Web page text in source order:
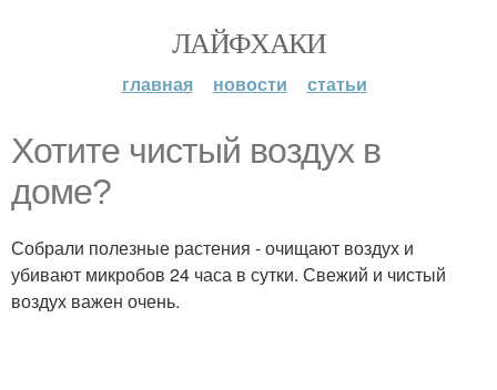
ЛАЙФХАКИ
главная новости статьи
Хотите чистый воздух в
доме?
Собрали полезные растения - очищают воздух и
убивают микробов 24 часа в сутки. Свежий и чистый
воздух важен очень.